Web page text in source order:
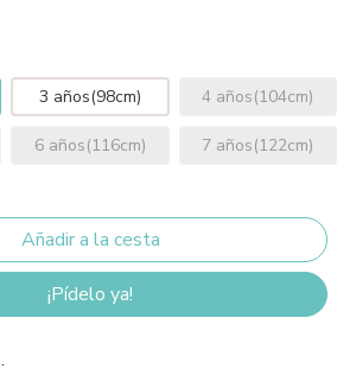
3 años(98cm) 4 años(104cm)
6 años(116cm) 7 años(122cm)
¡Pídelo ya!